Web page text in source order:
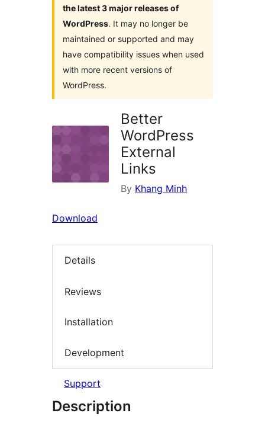
the latest 3 major releases of
WordPress. It may no longer be
maintained or supported and may
have compatibility issues when used
with more recent versions of
WordPress.
Better
WordPress
External
Links
By Khang Minh
Download
Details
Reviews
Installation
Development
Support
Description